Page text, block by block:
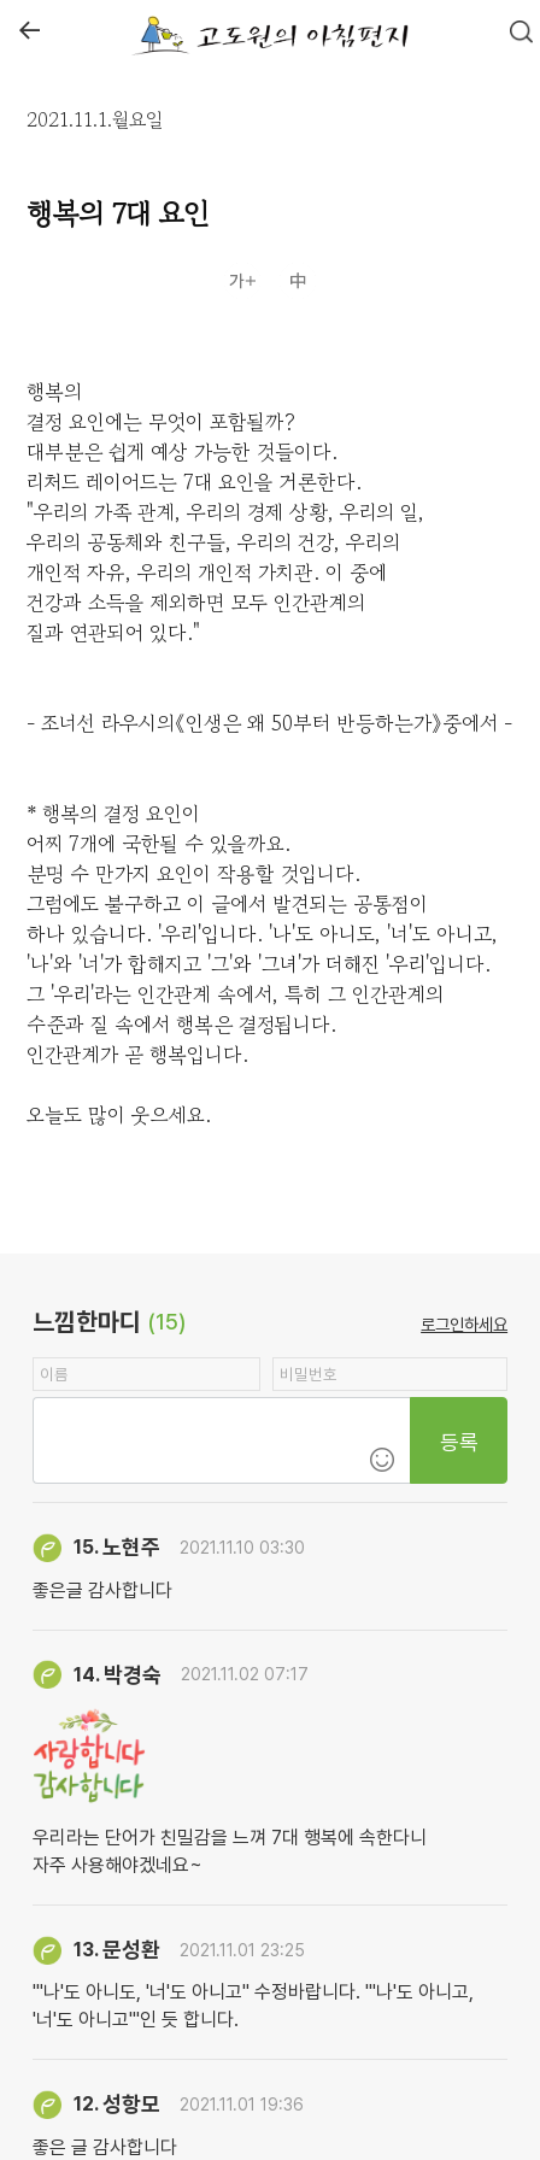
←
2021.11.1.월요일
행복의 7대 요인
행복의
결정 요인에는 무엇이 포함될까?
대부분은 쉽게 예상 가능한 것들이다.
리처드 레이어드는 7대 요인을 거론한다.
"우리의 가족 관계, 우리의 경제 상황, 우리의 일,
우리의 공동체와 친구들, 우리의 건강, 우리의
개인적 자유, 우리의 개인적 가치관. 이 중에
건강과 소득을 제외하면 모두 인간관계의
질과 연관되어 있다."
- 조너선 라우시의《인생은 왜 50부터 반등하는가》중에서 -
* 행복의 결정 요인이
어찌 7개에 국한될 수 있을까요.
분명 수 만가지 요인이 작용할 것입니다.
그럼에도 불구하고 이 글에서 발견되는 공통점이
하나 있습니다. '우리'입니다. '나'도 아니도, '너'도 아니고,
'나'와 '너'가 합해지고 '그'와 '그녀'가 더해진 '우리'입니다.
그 '우리'라는 인간관계 속에서, 특히 그 인간관계의
수준과 질 속에서 행복은 결정됩니다.
인간관계가 곧 행복입니다.
오늘도 많이 웃으세요.
느낌한마디 (15) 로그인하세요
등록
15.노현주 2021.11.10 03:30
좋은글 감사합니다
14. 박경숙 2021.11.02 07:17
우리라는 단어가 친밀감을 느껴 7대 행복에 속한다니
자주 사용해야겠네요~
13.문성환 2021.11.01 23:25
"'나'도 아니도, '너'도 아니고" 수정바랍니다. "'나'도 아니고,
'너'도 아니고'"인 듯 합니다.
12.성항모 2021.11.01 19:36
좋은 글 감사합니다